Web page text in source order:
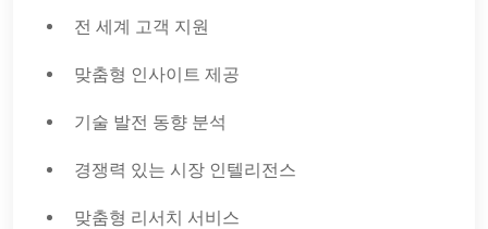
전 세계 고객 지원
맞춤형 인사이트 제공
기술 발전 동향 분석
경쟁력 있는 시장 인텔리전스
맞춤형 리서치 서비스